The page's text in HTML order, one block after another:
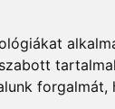
forgalmát,